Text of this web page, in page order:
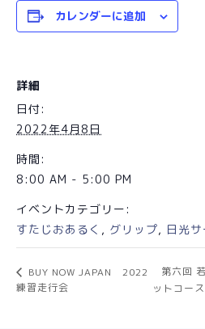
カレンダーに追加
詳細
日付:
2022年4月8日
時間:
8:00 AM - 5:00 PM
イベントカテゴリー:
すたじおあるく , グリップ, 日光
BUY NOW JAPAN 2022
練習走行会
第六回
ットコー